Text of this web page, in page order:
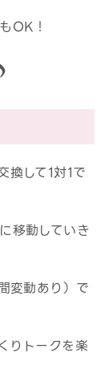
OK！
換して1対1で
移動していき
変動あり）で
りトークを楽